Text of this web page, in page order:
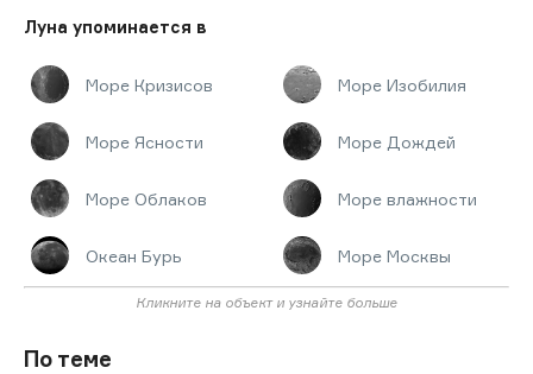
Луна упоминается в
Море Кризисов Море Изобилия
Море Ясности Море Дождей
Море Облаков Море влажности
Океан Бурь Море Москвы
Кликните на объект и узнайте больше
По теме